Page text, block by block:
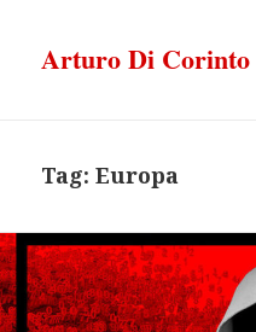
Arturo Di Corinto
Tag:Europa